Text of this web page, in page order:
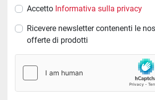
Accetto Informativa sulla privacy
Ricevere newsletter contenenti le nostre ultime
offerte di prodotti